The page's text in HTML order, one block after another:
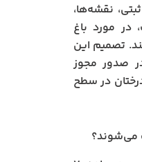
نقشه‌ها،
در مورد باغ
تصمیم این
صدور مجوز
در سطح
می‌شوند؟